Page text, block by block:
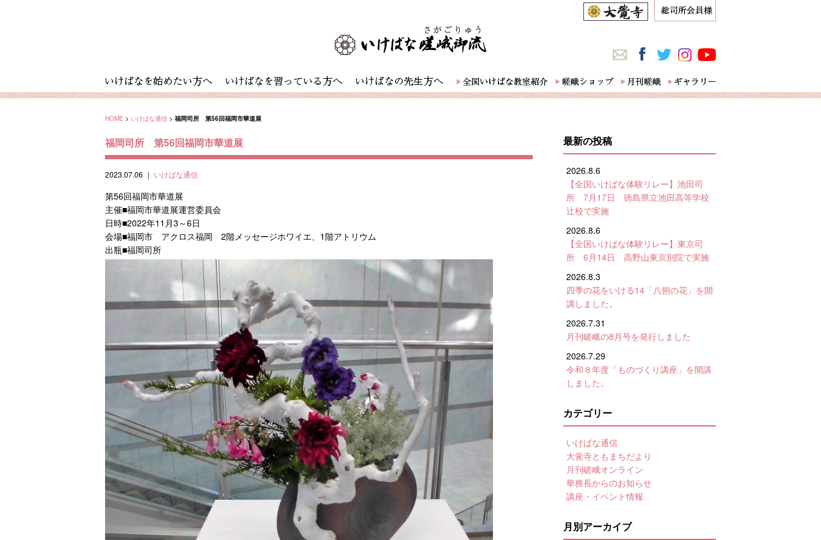
HOME > いけばな通信 > 福岡司所 第56回福岡市華道展
福岡司所 第56回福岡市華道展
2023.07.06 ｜ いけばな通信
第56回福岡市華道展
主催■福岡市華道展運営委員会
日時■2022年11月3～6日
会場■福岡市 アクロス福岡 2階メッセージホワイエ、1階アトリウム
出瓶■福岡司所
最新の投稿
2026.8.6
【全国いけばな体験リレー】池田司
所 7月17日 徳島県立池田高等学校
辻校で実施
2026.8.6
【全国いけばな体験リレー】東京司
所 6月14日 高野山東京別院で実施
2026.8.3
四季の花をいける14「八朔の花」を開
講しました。
2026.7.31
月刊嵯峨の8月号を発行しました
2026.7.29
令和８年度「ものづくり講座」を開講
しました。
カテゴリー
いけばな通信
大覚寺ともまちだより
月刊嵯峨オンライン
華務長からのお知らせ
講座・イベント情報
月別アーカイブ